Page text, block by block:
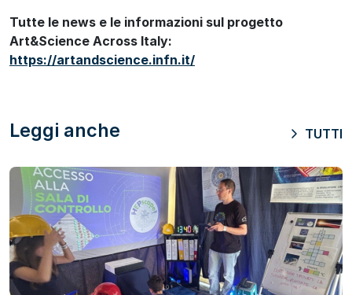
Tutte le news e le informazioni sul progetto
Art&Science Across Italy:
https://artandscience.infn.it/
Leggi anche TUTTI